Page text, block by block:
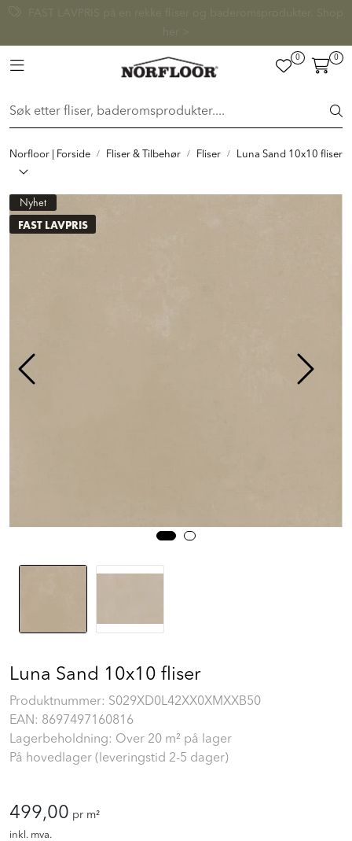
Toggle navigation
0 0
Norfloor | Forside Fliser & Tilbehør Fliser Luna Sand 10x10 fliser
Nyhet
FAST LAVPRIS
Luna Sand 10x10 fliser
Produktnummer: S029XD0L42XX0XMXXB50
EAN: 8697497160816
Lagerbeholdning: Over 20 m² på lager
På hovedlager (leveringstid 2-5 dager)
499,00 pr m²
inkl. mva.
FLISER & TILBEHØR
BADEROM
INTERIØR
INSPIRASJON
Prosjekt
Min side
Logg inn